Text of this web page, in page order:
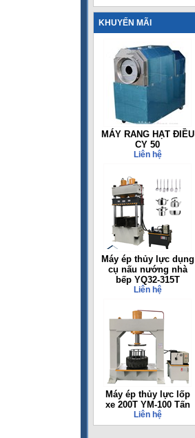
KHUYẾN MÃI
MÁY RANG HẠT ĐIỀU
CY 50
Liên hệ
Máy ép thủy lực dụng
cụ nấu nướng nhà
bếp YQ32-315T
Liên hệ
Máy ép thủy lực lốp
xe 200T YM-100 Tấn
Liên hệ